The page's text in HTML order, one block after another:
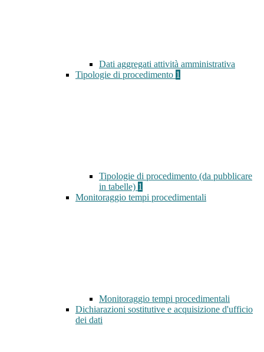
Dati aggregati attività amministrativa
Tipologie di procedimento 1
Tipologie di procedimento (da pubblicare
in tabelle) 1
Monitoraggio tempi procedimentali
Monitoraggio tempi procedimentali
Dichiarazioni sostitutive e acquisizione d'ufficio
dei dati